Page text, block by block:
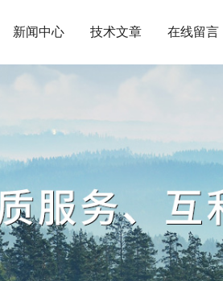
新闻中心 技术文章 在线留言